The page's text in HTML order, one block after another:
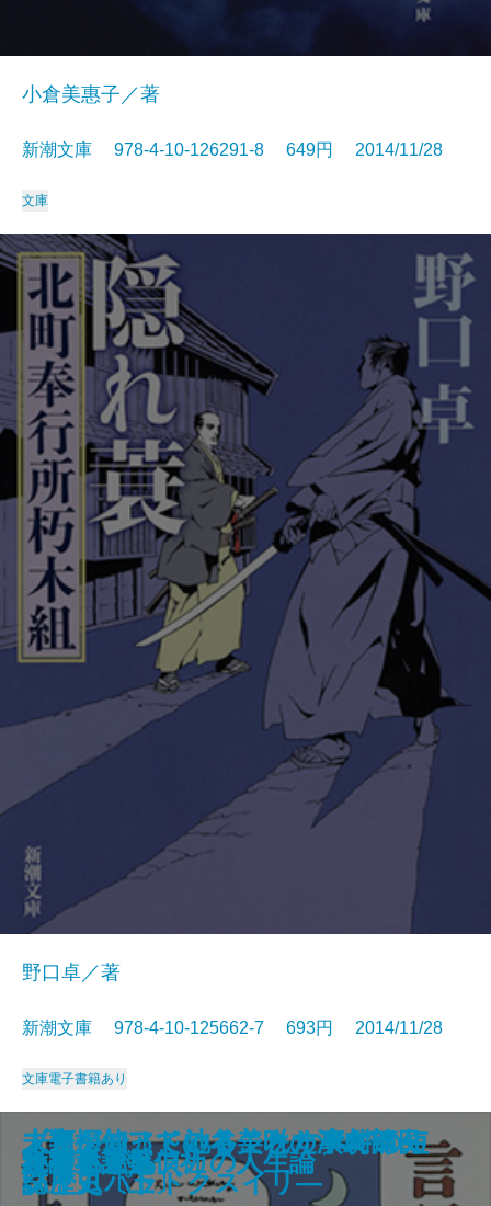
ここで死神から残念なお知らせで
す。
ひとつ火の粉の雪の中
飛ぶ教室
賢者の贈りもの―O・ヘンリー傑
作選I―
わたしがいなかった街で
烈しい生と美しい死を
立ち止まる才能―創造と想像の世
界―
母さんの「あおいくま」
オオカミの護符
小倉美惠子／著
新潮文庫 978-4-10-126291-8 649円 2014/11/28
文庫
隠れ蓑―北町奉行所朽木組―
野口卓／著
新潮文庫 978-4-10-125662-7 693円 2014/11/28
文庫電子書籍あり
言語小説集
ひなこまち
えどさがし
人類が知っていることすべての短
い歴史〔上〕
人類が知っていることすべての短
い歴史〔下〕
小公女
絶望名人カフカの人生論
未来探偵アドのネジれた事件簿―
タイムパラドクスイリ―
ブタカン！～池谷美咲の演劇部日
誌～
大神兄弟探偵社